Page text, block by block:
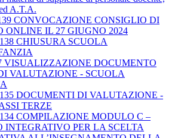
A.T.A.
CONVOCAZIONE CONSIGLIO DI
ONLINE IL 27 GIUGNO 2024
CHIUSURA SCUOLA
VISUALIZZAZIONE DOCUMENTO
VALUTAZIONE - SCUOLA
DOCUMENTI DI VALUTAZIONE -
TERZE
COMPILAZIONE MODULO C –
INTEGRATIVO PER LA SCELTA